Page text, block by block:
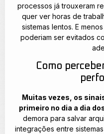
processos já trouxeram
quer ver horas de
sistemas lentos. E
poderiam ser evitados
Como
Muitas vezes, os
primeiro no dia a dia
demora para salvar
integrações entre